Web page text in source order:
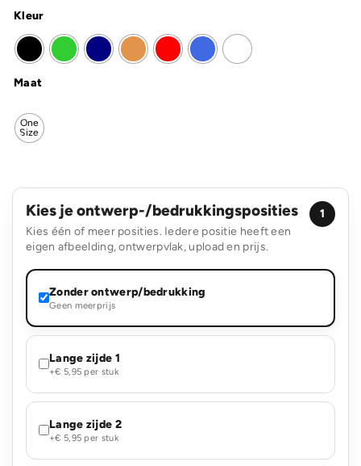
Kleur
Maat
One
Size
Kies je ontwerp-/bedrukkingsposities
Kies één of meer posities. Iedere positie heeft een
eigen afbeelding, ontwerpvlak, upload en prijs.
1
Zonder ontwerp/bedrukking
Geen meerprijs
Lange zijde 1
+€ 5,95 per stuk
Lange zijde 2
+€ 5,95 per stuk